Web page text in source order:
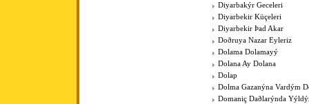
Diyarbakýr Geceleri
Diyarbekir Küçeleri
Diyarbekir Þad Akar
Doðruya Nazar Eyleriz
Dolama Dolamayý
Dolana Ay Dolana
Dolap
Dolma Gazanýna Vardým
Domaniç Daðlarýnda